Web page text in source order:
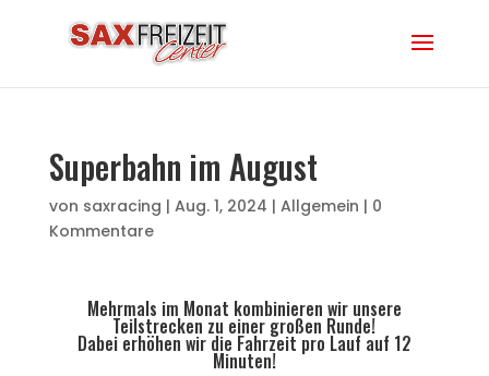
Superbahn im August
von saxracing | Aug. 1, 2024 | Allgemein | 0
Kommentare
Mehrmals im Monat kombinieren wir unsere
Teilstrecken zu einer großen Runde!
Dabei erhöhen wir die Fahrzeit pro Lauf auf 12
Minuten!